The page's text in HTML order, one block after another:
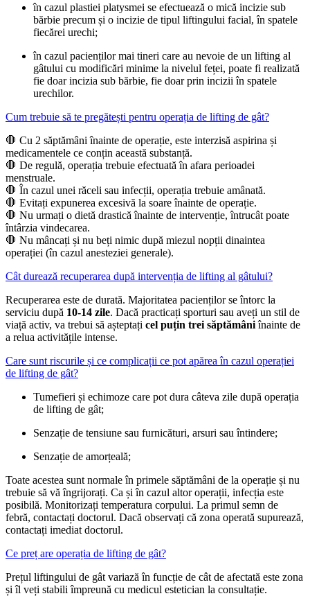
în cazul plastiei platysmei se efectuează o mică incizie sub
bărbie precum și o incizie de tipul liftingului facial, în spatele
fiecărei urechi;
în cazul pacienților mai tineri care au nevoie de un lifting al
gâtului cu modificări minime la nivelul feței, poate fi realizată
fie doar incizia sub bărbie, fie doar prin incizii în spatele
urechilor.
Cum trebuie să te pregătești pentru operația de lifting de gât?
🛑 Cu 2 săptămâni înainte de operație, este interzisă aspirina și
medicamentele ce conțin această substanță.
🛑 De regulă, operația trebuie efectuată în afara perioadei
menstruale.
🛑 În cazul unei răceli sau infecții, operația trebuie amânată.
🛑 Evitați expunerea excesivă la soare înainte de operație.
🛑 Nu urmați o dietă drastică înainte de intervenție, întrucât poate
întârzia vindecarea.
🛑 Nu mâncați și nu beți nimic după miezul nopții dinaintea
operației (în cazul anesteziei generale).
Cât durează recuperarea după intervenția de lifting al gâtului?
Recuperarea este de durată. Majoritatea pacienților se întorc la
serviciu după 10-14 zile. Dacă practicați sporturi sau aveți un stil de
viață activ, va trebui să așteptați cel puțin trei săptămâniînainte de
a relua activitățile intense.
Care sunt riscurile și ce complicații ce pot apărea în cazul operației
de lifting de gât?
Tumefieri și echimoze care pot dura câteva zile după operația
de lifting de gât;
Senzație de tensiune sau furnicături, arsuri sau întindere;
Senzație de amorțeală;
Toate acestea sunt normale în primele săptămâni de la operație și nu
trebuie să vă îngrijorați. Ca și în cazul altor operații, infecția este
posibilă. Monitorizați temperatura corpului. La primul semn de
febră, contactați doctorul. Dacă observați că zona operată supurează,
contactați imediat doctorul.
Ce preț are operația de lifting de gât?
Prețul liftingului de gât variază în funcție de cât de afectată este zona
și îl veți stabili împreună cu medicul estetician la consultație.